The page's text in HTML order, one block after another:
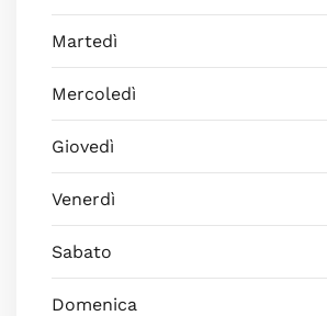
Martedì
Mercoledì
Giovedì
Venerdì
Sabato
Domenica